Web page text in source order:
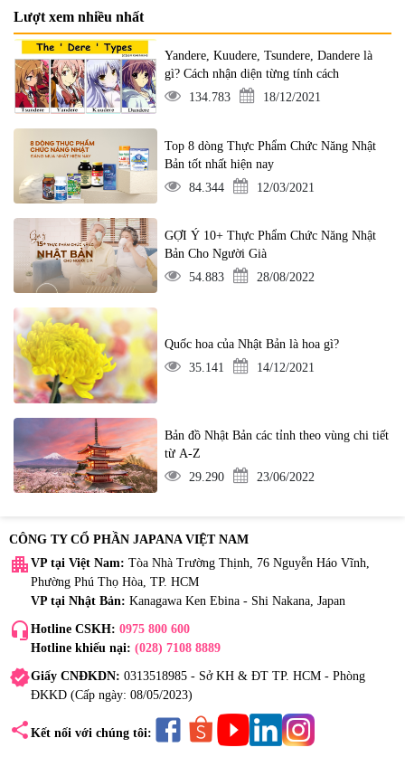
Lượt xem nhiều nhất
Yandere, Kuudere, Tsundere, Dandere là
gì? Cách nhận diện từng tính cách
134.783
18/12/2021
Top 8 dòng Thực Phẩm Chức Năng Nhật
Bản tốt nhất hiện nay
84.344
12/03/2021
GỢI Ý 10+ Thực Phẩm Chức Năng Nhật
Bản Cho Người Già
54.883
28/08/2022
Quốc hoa của Nhật Bản là hoa gì?
35.141
14/12/2021
Bản đồ Nhật Bản các tỉnh theo vùng chi tiết
từ A-Z
29.290
23/06/2022
CÔNG TY CỔ PHẦN JAPANA VIỆT NAM
apartment VP tại Việt Nam: Tòa Nhà Trường Thịnh, 76 Nguyễn Háo Vĩnh,
Phường Phú Thọ Hòa, TP. HCM
VP tại Nhật Bản: Kanagawa Ken Ebina - Shi Nakana, Japan
headset_mic Hotline CSKH: 0975 800 600
Hotline khiếu nại: (028) 7108 8889
verifiedGiấy CNĐKDN: 0313518985 - Sở KH & ĐT TP. HCM - Phòng
ĐKKD (Cấp ngày: 08/05/2023)
share Kết nối với chúng tôi: